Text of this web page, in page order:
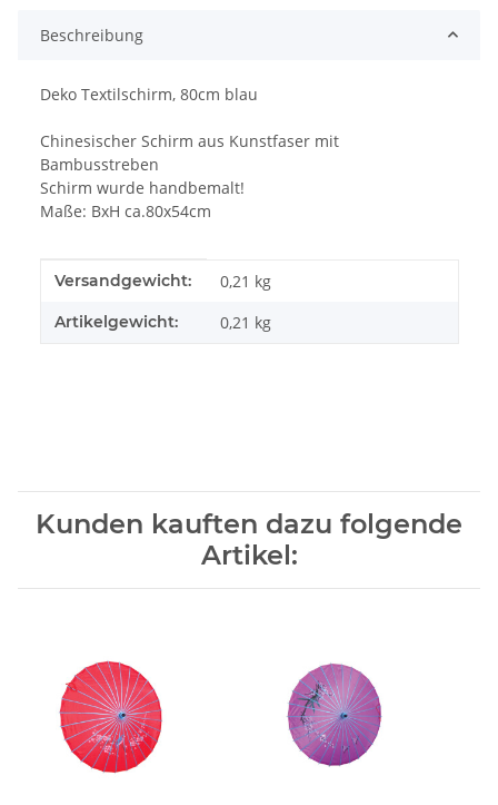
Beschreibung
Deko Textilschirm, 80cm blau
Chinesischer Schirm aus Kunstfaser mit
Bambusstreben
Schirm wurde handbemalt!
Maße: BxH ca.80x54cm
Produkteigenschaft
Wert
Versandgewicht: 0,21 kg
Artikelgewicht: 0,21 kg
Kunden kauften dazu folgende
Artikel: